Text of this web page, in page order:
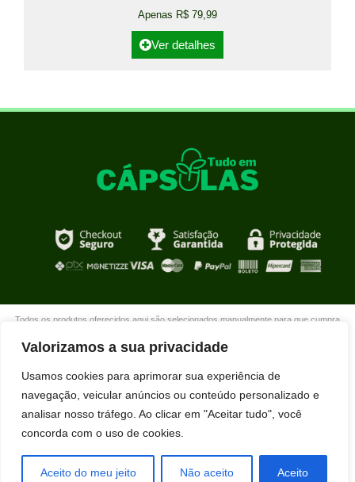
Valorizamos a sua privacidade
Usamos cookies para aprimorar sua experiência de
navegação, veicular anúncios ou conteúdo personalizado e
analisar nosso tráfego. Ao clicar em "Aceitar tudo", você
concorda com o uso de cookies.
Aceito do meu jeito Não aceito Aceito
Apenas R$ 79,99
Ver detalhes
Todos os produtos oferecidos aqui são selecionados manualmente para que cumpra
extraordinários para você que está realmente comprometido com sua mudança. Boas
Nilton dos Santos acabou de comprar
SLIM GOTASLIM GOTA usando nosso
desconto exclusivo.